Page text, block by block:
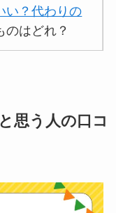
い？代わりの
のはどれ？
やおすすめは？
イダーはいら
思う人の口コ